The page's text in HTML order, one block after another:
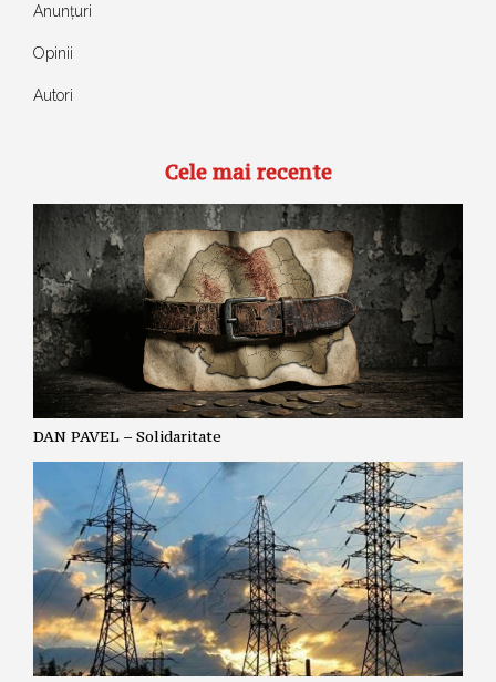
Anunțuri
Opinii
Autori
Cele mai recente
DAN PAVEL – Solidaritate